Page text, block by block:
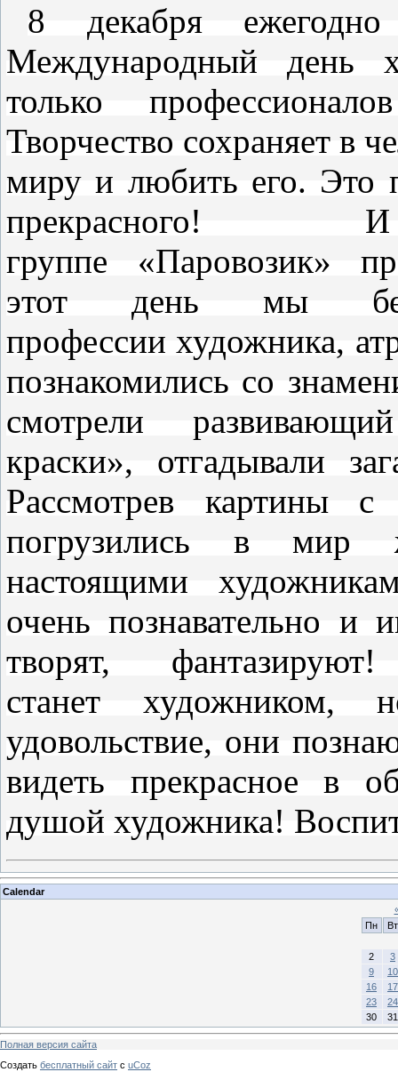
8 декабря
Международный день
только
Творчество сохраняет в
миру и любить его. Это
прекрасного!
группе «Паровозик»
этот день мы
профессии художника,
познакомились со
смотрели
краски», отгадывали
Рассмотрев картины
погрузились в мир
настоящими
очень познавательно и
творят,
станет художником,
удовольствие, они
видеть прекрасное в
душой художника!
Calendar
Пн
Вт
2
3
9
10
16
17
23
24
30
31
Полная версия сайта
Создать бесплатный сайт с uCoz